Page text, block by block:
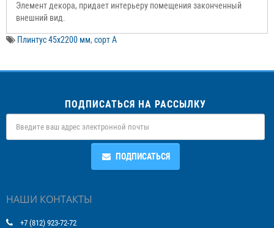
Элемент декора, придает интерьеру помещения законченный
внешний вид.
Плинтус 45х2200 мм, сорт А
ПОДПИСАТЬСЯ НА РАССЫЛКУ
ПОДПИСАТЬСЯ
НАШИ КОНТАКТЫ
+7 (812) 923-72-72